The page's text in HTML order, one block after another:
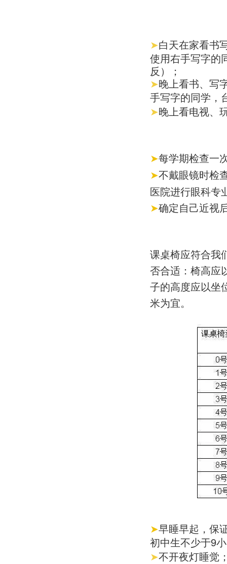
➤白天在家看书
使用右手写字的
反）；
➤晚上看书、写
手写字的同学，
➤晚上看电视、
➤每学期检查一
➤不戴眼镜时检
医院进行眼科专
➤确定自己近视
课桌椅应符合我
否合适：椅高应
子的高度应以坐
米为宜。
➤早睡早起，保
初中生不少于9
➤不开夜灯睡觉